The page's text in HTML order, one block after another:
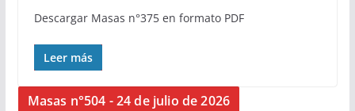
Descargar Masas n°375 en formato PDF
Leer más
Masas n°504 - 24 de julio de 2026